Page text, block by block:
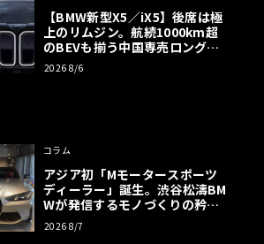
【BMW新型X5／iX5】後席は極
上のリムジン。航続1000km超
のBEVも揃う中国専売ロング仕
様の全貌
2026 8/6
コラム
アジア初「Mモータースポーツ
ディーラー」誕生。渋谷松濤BM
Wが発信するモノづくりの矜持
【木下隆之コラム】
2026 8/7